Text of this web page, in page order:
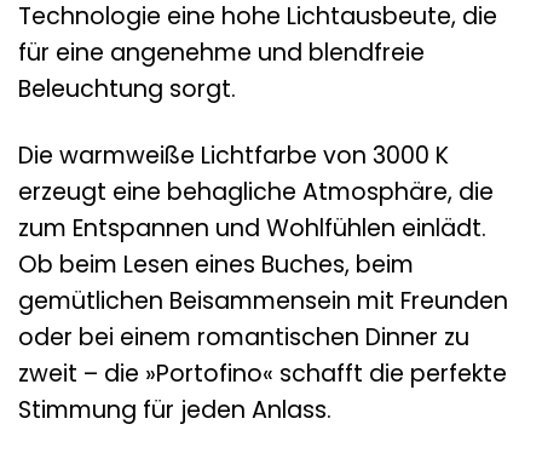
Technologie eine hohe Lichtausbeute, die
für eine angenehme und blendfreie
Beleuchtung sorgt.
Die warmweiße Lichtfarbe von 3000 K
erzeugt eine behagliche Atmosphäre, die
zum Entspannen und Wohlfühlen einlädt.
Ob beim Lesen eines Buches, beim
gemütlichen Beisammensein mit Freunden
oder bei einem romantischen Dinner zu
zweit – die »Portofino« schafft die perfekte
Stimmung für jeden Anlass.